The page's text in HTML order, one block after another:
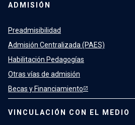
ADMISIÓN
Preadmisibilidad
Admisión Centralizada (PAES)
Habilitación Pedagogías
Otras vías de admisión
Becas y Financiamiento
VINCULACIÓN CON EL MEDIO